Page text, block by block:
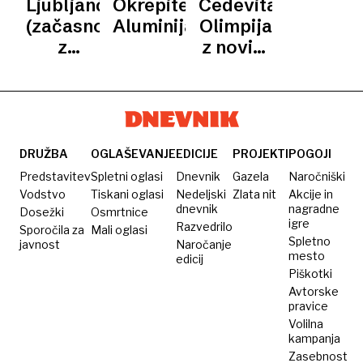
milijonov
evrov
prvenstva
LEDU
Ljubljančani
(začasno)
z
okrepitvijo
Okrepitev
Aluminija
Cedevita
Olimpija
z novim
DRUŽBA
Predstavitev
Vodstvo
Dosežki
Sporočila za
javnost
OGLAŠEVANJE
Spletni oglasi
Tiskani oglasi
Osmrtnice
Mali oglasi
EDICIJE
Dnevnik
Nedeljski
dnevnik
Razvedrilo
Naročanje
edicij
PROJEKTI
Gazela
Zlata nit
POGOJI
Naročniški
Akcije in
nagradne
igre
Spletno
mesto
Piškotki
Avtorske
pravice
Volilna
kampanja
Zasebnost